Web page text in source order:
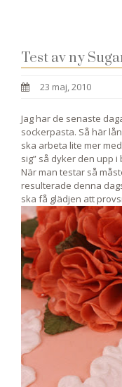
Test av ny
23 maj, 2010
Jag har de senaste
sockerpasta. Så här
ska arbeta lite mer
sig” så dyker den upp
När man testar så
resulterade denna
ska få glädjen att